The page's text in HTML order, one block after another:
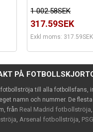
1 002.58SEK
317.59SEK
Exkl moms: 317.59SEK
PÅ
till alla fotbollsfans,
namn och nummer. De
från Real Madrid fotbollströja
Arsenal fotbollströja